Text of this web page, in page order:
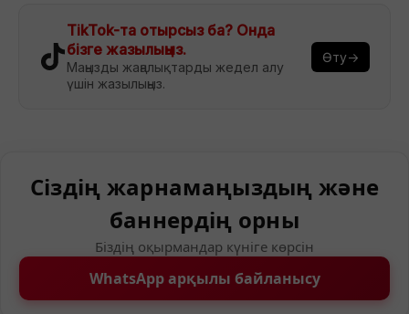
TikTok-та отырсыз ба? Онда
бізге жазылыңыз.
Маңызды жаңалықтарды жедел алу
үшін жазылыңыз.
Өту→
Сіздің жарнамаңыздың және
баннердің орны
Біздің оқырмандар күніге көрсін
WhatsApp арқылы байланысу